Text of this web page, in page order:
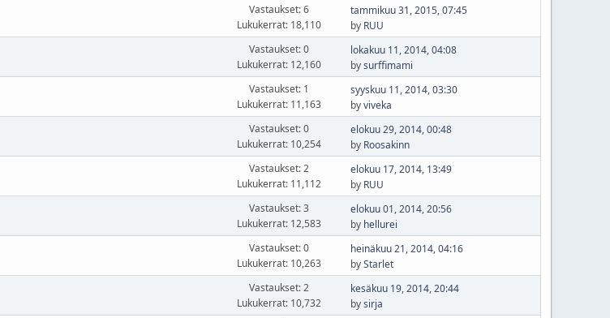
Vastaukset: 6
Lukukerrat: 18,110
tammikuu 31, 2015, 07:45
by RUU
Vastaukset: 0
Lukukerrat: 12,160
lokakuu 11, 2014, 04:08
bysurffimami
Vastaukset: 1
Lukukerrat: 11,163
syyskuu 11, 2014, 03:30
byviveka
Vastaukset: 0
Lukukerrat: 10,254
elokuu 29, 2014, 00:48
by Roosakinn
Vastaukset: 2
Lukukerrat: 11,112
elokuu 17, 2014, 13:49
by RUU
Vastaukset: 3
Lukukerrat: 12,583
elokuu 01, 2014, 20:56
by hellurei
Vastaukset: 0
Lukukerrat: 10,263
heinäkuu 21, 2014, 04:16
byStarlet
Vastaukset: 2
Lukukerrat: 10,732
kesäkuu 19, 2014, 20:44
bysirja